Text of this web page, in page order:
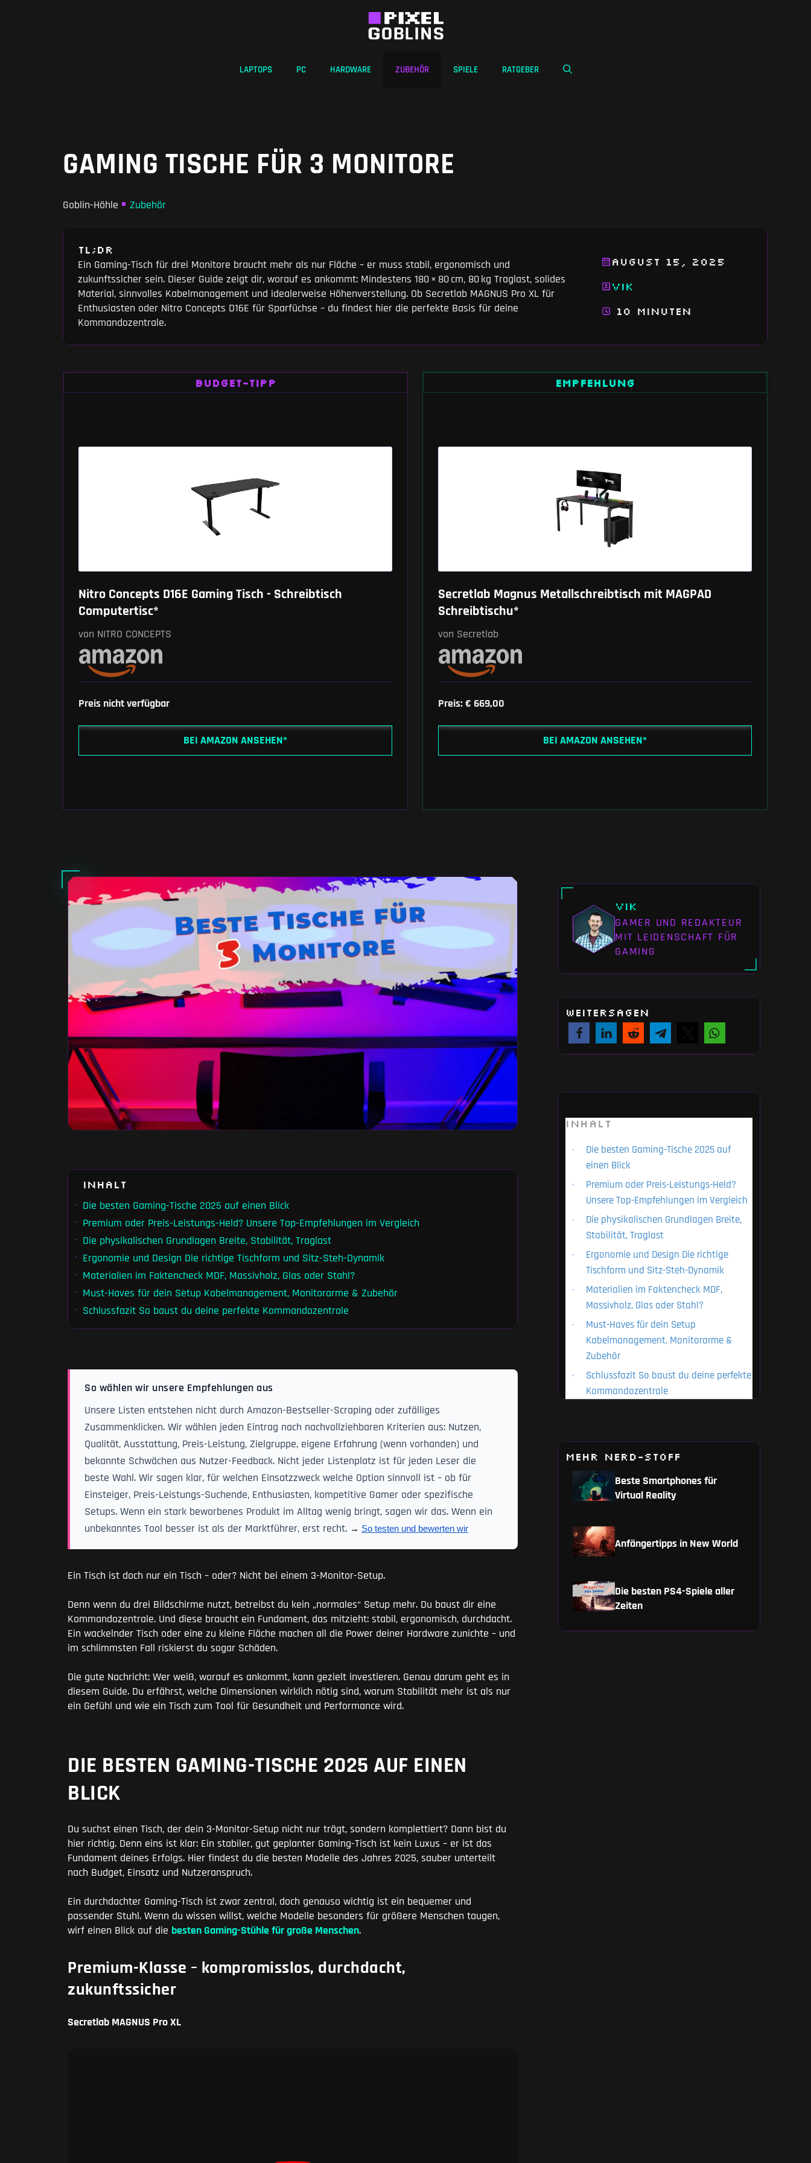
LAPTOPS PC HARDWARE ZUBEHÖR SPIELE RATGEBER
GAMING TISCHE FÜR 3 MONITORE
Goblin-Höhle Zubehör
TL;DR
Ein Gaming-Tisch für drei Monitore braucht mehr als nur Fläche – er muss stabil, ergonomisch und
zukunftssicher sein. Dieser Guide zeigt dir, worauf es ankommt: Mindestens 180 × 80 cm, 80 kg Traglast, solides
Material, sinnvolles Kabelmanagement und idealerweise Höhenverstellung. Ob Secretlab MAGNUS Pro XL für
Enthusiasten oder Nitro Concepts D16E für Sparfüchse – du findest hier die perfekte Basis für deine
Kommandozentrale.
August 15, 2025
Vik
10 Minuten
BUDGET-TIPP
Nitro Concepts D16E Gaming Tisch - Schreibtisch
Computertisc*
von NITRO CONCEPTS
Preis nicht verfügbar
BEI AMAZON ANSEHEN*
EMPFEHLUNG
Secretlab Magnus Metallschreibtisch mit MAGPAD
Schreibtischu*
von Secretlab
Preis: € 669,00
BEI AMAZON ANSEHEN*
Inhalt
Die besten Gaming-Tische 2025 auf einen Blick
Premium oder Preis-Leistungs-Held? Unsere Top-Empfehlungen im Vergleich
Die physikalischen Grundlagen Breite, Stabilität, Traglast
Ergonomie und Design Die richtige Tischform und Sitz-Steh-Dynamik
Materialien im Faktencheck MDF, Massivholz, Glas oder Stahl?
Must-Haves für dein Setup Kabelmanagement, Monitorarme & Zubehör
Schlussfazit So baust du deine perfekte Kommandozentrale
So wählen wir unsere Empfehlungen aus
Unsere Listen entstehen nicht durch Amazon-Bestseller-Scraping oder zufälliges
Zusammenklicken. Wir wählen jeden Eintrag nach nachvollziehbaren Kriterien aus: Nutzen,
Qualität, Ausstattung, Preis-Leistung, Zielgruppe, eigene Erfahrung (wenn vorhanden) und
bekannte Schwächen aus Nutzer-Feedback. Nicht jeder Listenplatz ist für jeden Leser die
beste Wahl. Wir sagen klar, für welchen Einsatzzweck welche Option sinnvoll ist – ob für
Einsteiger, Preis-Leistungs-Suchende, Enthusiasten, kompetitive Gamer oder spezifische
Setups. Wenn ein stark beworbenes Produkt im Alltag wenig bringt, sagen wir das. Wenn ein
unbekanntes Tool besser ist als der Marktführer, erst recht. → So testen und bewerten wir
Ein Tisch ist doch nur ein Tisch – oder? Nicht bei einem 3-Monitor-Setup.
Denn wenn du drei Bildschirme nutzt, betreibst du kein „normales“ Setup mehr. Du baust dir eine
Kommandozentrale. Und diese braucht ein Fundament, das mitzieht: stabil, ergonomisch, durchdacht.
Ein wackelnder Tisch oder eine zu kleine Fläche machen all die Power deiner Hardware zunichte – und
im schlimmsten Fall riskierst du sogar Schäden.
Die gute Nachricht: Wer weiß, worauf es ankommt, kann gezielt investieren. Genau darum geht es in
diesem Guide. Du erfährst, welche Dimensionen wirklich nötig sind, warum Stabilität mehr ist als nur
ein Gefühl und wie ein Tisch zum Tool für Gesundheit und Performance wird.
DIE BESTEN GAMING-TISCHE 2025 AUF EINEN
BLICK
Du suchst einen Tisch, der dein 3-Monitor-Setup nicht nur trägt, sondern komplettiert? Dann bist du
hier richtig. Denn eins ist klar: Ein stabiler, gut geplanter Gaming-Tisch ist kein Luxus – er ist das
Fundament deines Erfolgs. Hier findest du die besten Modelle des Jahres 2025, sauber unterteilt
nach Budget, Einsatz und Nutzeranspruch.
Ein durchdachter Gaming-Tisch ist zwar zentral, doch genauso wichtig ist ein bequemer und
passender Stuhl. Wenn du wissen willst, welche Modelle besonders für größere Menschen taugen,
wirf einen Blick auf die besten Gaming-Stühle für große Menschen.
Premium-Klasse – kompromisslos, durchdacht,
zukunftssicher
Secretlab MAGNUS Pro XL
Vik
GAMER UND REDAKTEUR
MIT LEIDENSCHAFT FÜR
GAMING
WEITERSAGEN
INHALT
Die besten Gaming-Tische 2025 auf
einen Blick
Premium oder Preis-Leistungs-Held?
Unsere Top-Empfehlungen im Vergleich
Die physikalischen Grundlagen Breite,
Stabilität, Traglast
Ergonomie und Design Die richtige
Tischform und Sitz-Steh-Dynamik
Materialien im Faktencheck MDF,
Massivholz, Glas oder Stahl?
Must-Haves für dein Setup
Kabelmanagement, Monitorarme &
Zubehör
Schlussfazit So baust du deine perfekte
Kommandozentrale
MEHR NERD-STOFF
Beste Smartphones für
Virtual Reality
Anfängertipps in New World
Die besten PS4-Spiele aller
Zeiten